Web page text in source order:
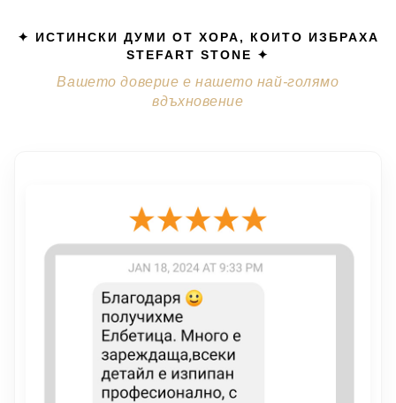
✦ ИСТИНСКИ ДУМИ ОТ ХОРА, КОИТО ИЗБРАХА
STEFART STONE ✦
Вашето доверие е нашето най-голямо
вдъхновение